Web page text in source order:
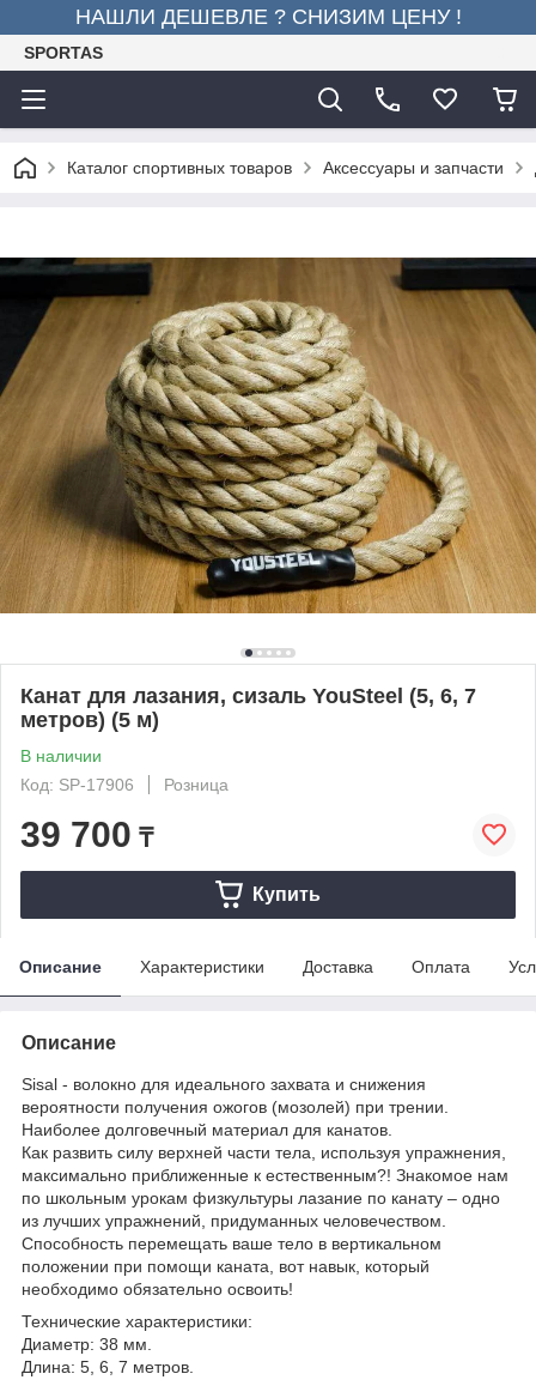
НАШЛИ ДЕШЕВЛЕ ? СНИЗИМ ЦЕНУ !
SPORTAS
Каталог спортивных товаров Аксессуары и запчасти
Канат для лазания, сизаль YouSteel (5, 6, 7
метров) (5 м)
В наличии
Код: SP-17906
Розница
39 700 ₸
Купить
Описание Характеристики Доставка Оплата
Описание
Sisal - волокно для идеального захвата и снижения
вероятности получения ожогов (мозолей) при трении.
Наиболее долговечный материал для канатов.
Как развить силу верхней части тела, используя упражнения,
максимально приближенные к естественным?! Знакомое нам
по школьным урокам физкультуры лазание по канату – одно
из лучших упражнений, придуманных человечеством.
Способность перемещать ваше тело в вертикальном
положении при помощи каната, вот навык, который
необходимо обязательно освоить!
Технические характеристики:
Диаметр: 38 мм.
Длина: 5, 6, 7 метров.